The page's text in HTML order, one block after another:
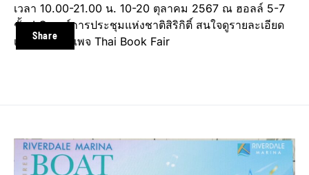
Share
เวลา 10.00-21.00 น. 10-20 ตุลาคม 2567 ณ ฮอลล์ 5-7
ชั้น LG ศูนย์การประชุมแห่งชาติสิริกิติ์ สนใจดูรายละเอียด
เพิ่มเติมได้ที่ เพจ Thai Book Fair